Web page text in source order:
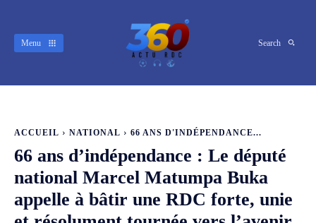
Menu Search
ACCUEIL NATIONAL 66 ANS D'INDÉPENDANCE...
66 ans d’indépendance : Le député
national Marcel Matumpa Buka
appelle à bâtir une RDC forte, unie